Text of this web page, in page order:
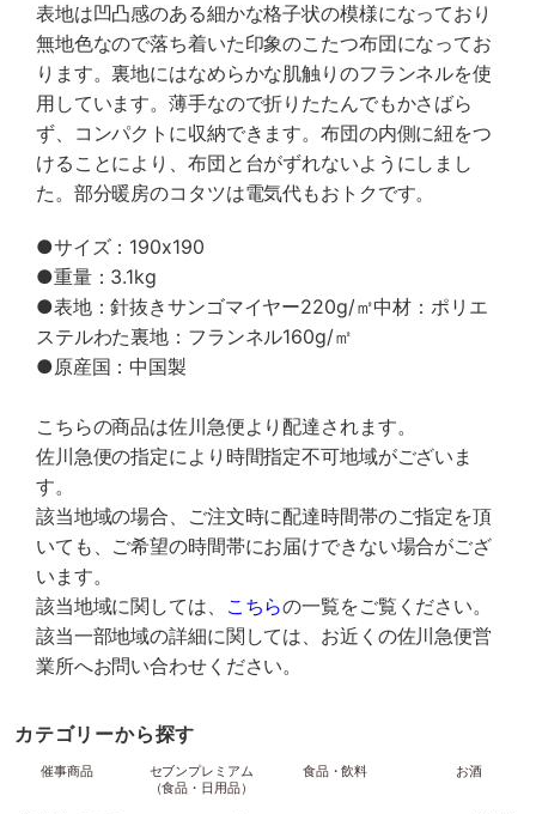
表地は凹凸感のある細かな格子状の模様になっており
無地色なので落ち着いた印象のこたつ布団になってお
ります。裏地にはなめらかな肌触りのフランネルを使
用しています。薄手なので折りたたんでもかさばら
ず、コンパクトに収納できます。布団の内側に紐をつ
けることにより、布団と台がずれないようにしまし
た。部分暖房のコタツは電気代もおトクです。
●サイズ：190x190
●重量：3.1kg
●表地：針抜きサンゴマイヤー220g/㎡中材：ポリエ
ステルわた裏地：フランネル160g/㎡
●原産国：中国製
こちらの商品は佐川急便より配達されます。
佐川急便の指定により時間指定不可地域がございま
す。
該当地域の場合、ご注文時に配達時間帯のご指定を頂
いても、ご希望の時間帯にお届けできない場合がござ
います。
該当地域に関しては、
こちらの一覧をご覧ください。
該当一部地域の詳細に関しては、お近くの佐川急便営
業所へお問い合わせください。
カテゴリーから探す
催事商品
セブンプレミアム
（食品・日用品）
食品・飲料 お酒